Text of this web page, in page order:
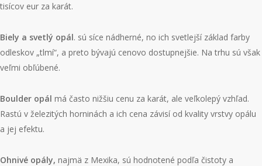
tisícov eur za karát.
Biely a svetlý opál. sú síce nádherné, no ich svetlejší základ farby
odleskov „tlmí“, a preto bývajú cenovo dostupnejšie. Na trhu sú však
veľmi obľúbené.
Boulder opál má často nižšiu cenu za karát, ale veľkolepý vzhľad.
Rastú v železitých horninách a ich cena závisí od kvality vrstvy opálu
a jej efektu.
Ohnivé opály, najmä z Mexika, sú hodnotené podľa čistoty a